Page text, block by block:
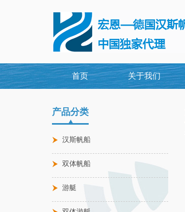
首页 关于我们
产品分类
汉斯帆船
双体帆船
游艇